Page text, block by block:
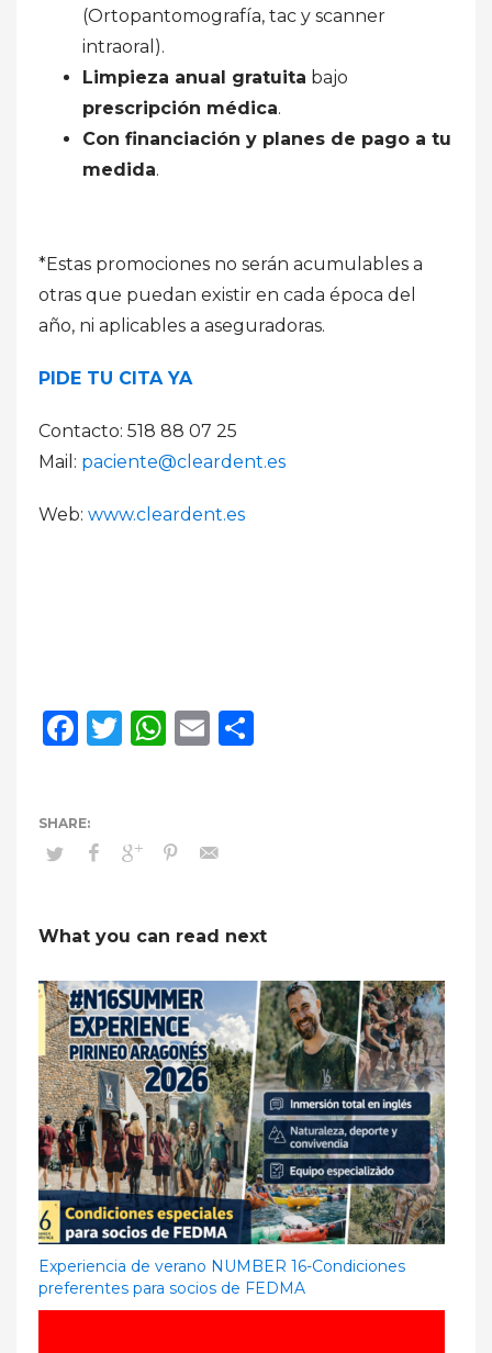
(Ortopantomografía, tac y scanner
intraoral).
Limpieza anual gratuita bajo
prescripción médica.
Con financiación y planes de pago a tu
medida.
*Estas promociones no serán acumulables a
otras que puedan existir en cada época del
año, ni aplicables a aseguradoras.
PIDE TU CITA YA
Contacto: 518 88 07 25
Mail: paciente@cleardent.es
Web: www.cleardent.es
Facebook
Twitter
WhatsApp
Email
What you can read next
Experiencia de verano NUMBER 16-Condiciones
preferentes para socios de FEDMA